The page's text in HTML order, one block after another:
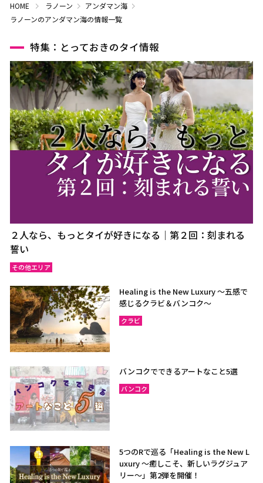
HOME ラノーン
アンダマン海
ラノーンのアンダマン海の情報一覧
特集：とっておきのタイ情報
２人なら、もっとタイが好きになる｜第２回：刻まれる
誓い
その他エリア
Healing is the New Luxury ～五感で
感じるクラビ＆バンコク～
クラビ
バンコクでできるアートなこと5選
バンコク
5つのRで巡る「Healing is the New L
uxury ～癒しこそ、新しいラグジュア
リー〜」第2弾を開催！